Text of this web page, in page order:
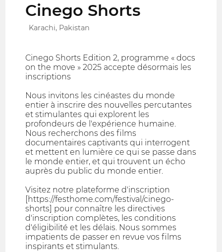
Cinego Shorts
Karachi, Pakistan
Cinego Shorts Edition 2, programme « docs
on the move » 2025 accepte désormais les
inscriptions
Nous invitons les cinéastes du monde
entier à inscrire des nouvelles percutantes
et stimulantes qui explorent les
profondeurs de l'expérience humaine.
Nous recherchons des films
documentaires captivants qui interrogent
et mettent en lumière ce qui se passe dans
le monde entier, et qui trouvent un écho
auprès du public du monde entier.
Visitez notre plateforme d'inscription
[https://festhome.com/festival/cinego-
shorts] pour connaître les directives
d'inscription complètes, les conditions
d'éligibilité et les délais. Nous sommes
impatients de passer en revue vos films
inspirants et stimulants.